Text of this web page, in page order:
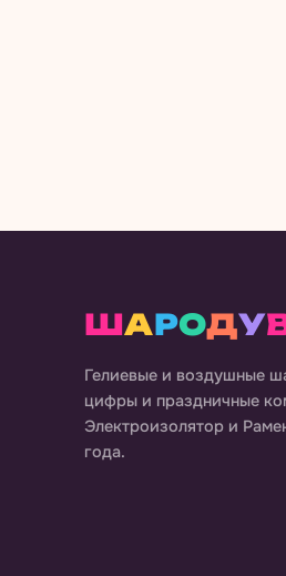
ШАРОДУ
Гелиевые и воздушные
цифры и праздничные
Электроизолятор и
года.